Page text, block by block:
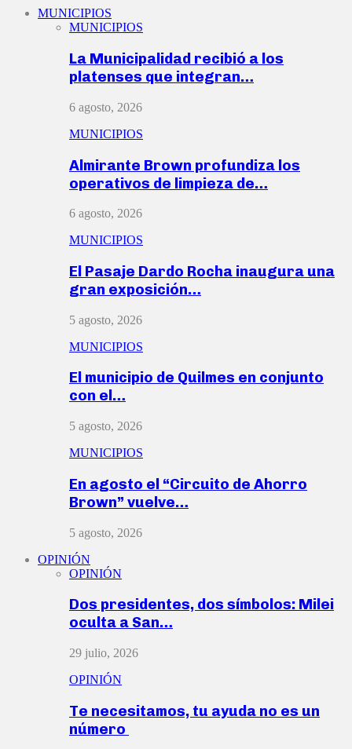
MUNICIPIOS
MUNICIPIOS
La Municipalidad recibió a los
platenses que integran…
6 agosto, 2026
MUNICIPIOS
Almirante Brown profundiza los
operativos de limpieza de…
6 agosto, 2026
MUNICIPIOS
El Pasaje Dardo Rocha inaugura una
gran exposición…
5 agosto, 2026
MUNICIPIOS
El municipio de Quilmes en conjunto
con el…
5 agosto, 2026
MUNICIPIOS
En agosto el “Circuito de Ahorro
Brown” vuelve…
5 agosto, 2026
OPINIÓN
OPINIÓN
Dos presidentes, dos símbolos: Milei
oculta a San…
29 julio, 2026
OPINIÓN
Te necesitamos, tu ayuda no es un
número